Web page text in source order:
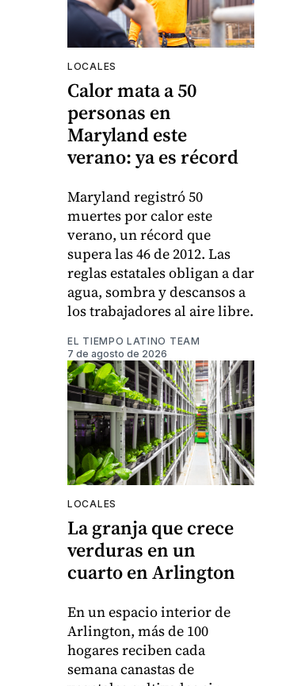
LOCALES
Calor mata a 50
personas en
Maryland este
verano: ya es récord
Maryland registró 50
muertes por calor este
verano, un récord que
supera las 46 de 2012. Las
reglas estatales obligan a dar
agua, sombra y descansos a
los trabajadores al aire libre.
EL TIEMPO LATINO TEAM
7 de agosto de 2026
LOCALES
La granja que crece
verduras en un
cuarto en Arlington
En un espacio interior de
Arlington, más de 100
hogares reciben cada
semana canastas de